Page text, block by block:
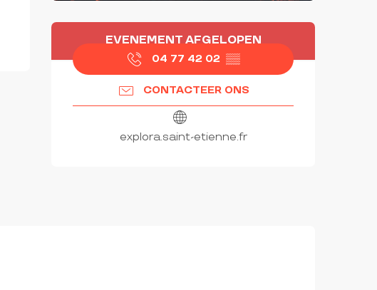
OPENINGSTIJDEN EN
EVENEMENT AFGELOPEN
04 77 42 02 ▒▒
CONTACTEER ONS
explora.saint-etienne.fr